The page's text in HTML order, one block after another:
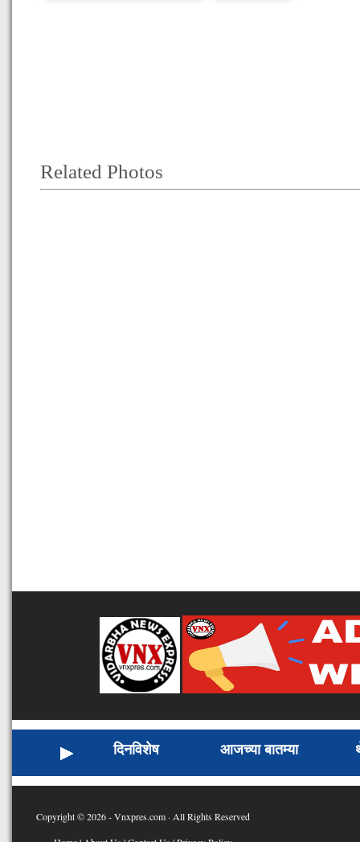
Related Photos
दिनविशेष आजच्या बातम्या
Copyright © 2026 - Vnxpres.com · All Rights Reserved